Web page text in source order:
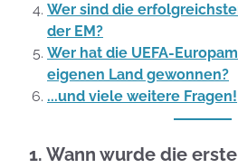
Wer sind die
der EM?
Wer hat die UEFA-
eigenen Land gewonnen?
...und viele weitere Fragen!
1. Wann wurde die